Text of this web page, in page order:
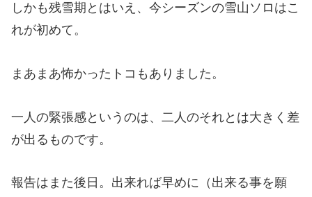
しかも残雪期とはいえ、今シーズンの雪山ソロはこ
れが初めて。
まあまあ怖かったトコもありました。
一人の緊張感というのは、二人のそれとは大きく差
が出るものです。
報告はまた後日。出来れば早めに（出来る事を願